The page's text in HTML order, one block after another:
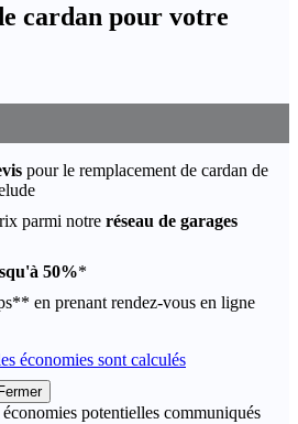
cardan pour votre
pour le remplacement de cardan de
parmi notre réseau de garages
50%*
en prenant rendez-vous en ligne
économies sont calculés
Fermer
potentielles communiqués